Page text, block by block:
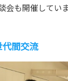
会も開催していま
間交流